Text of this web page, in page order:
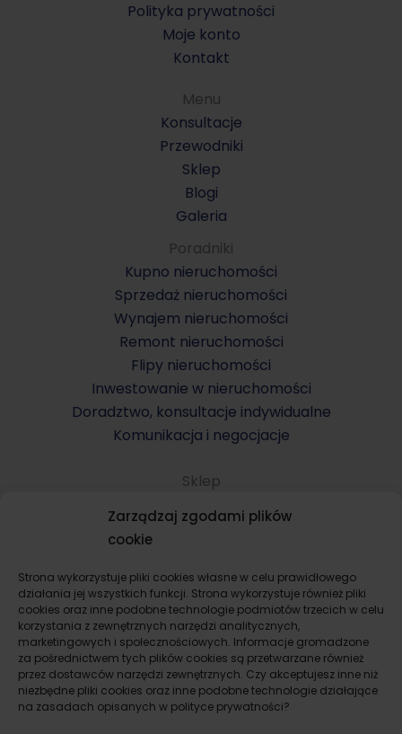
Zarządzaj zgodami plików
cookie
Strona wykorzystuje pliki cookies własne w celu prawidłowego
działania jej wszystkich funkcji. Strona wykorzystuje również pliki
cookies oraz inne podobne technologie podmiotów trzecich w celu
korzystania z zewnętrznych narzędzi analitycznych,
marketingowych i społecznościowych. Informacje gromadzone
za pośrednictwem tych plików cookies są przetwarzane również
przez dostawców narzędzi zewnętrznych. Czy akceptujesz inne niż
niezbędne pliki cookies oraz inne podobne technologie działające
na zasadach opisanych w polityce prywatności?
Polityka prywatności
Moje konto
Kontakt
Menu
Konsultacje
Przewodniki
Sklep
Blogi
Galeria
Poradniki
Kupno nieruchomości
Sprzedaż nieruchomości
Wynajem nieruchomości
Remont nieruchomości
Flipy nieruchomości
Inwestowanie w nieruchomości
Doradztwo, konsultacje indywidualne
Komunikacja i negocjacje
Sklep
Komunikacja i negocjacje
Konsultacje indywidualne
Kupno mieszkania i domu
Sprzedaż mieszkania i domu
Wynajem mieszkania i domu
Remont i wykończenie mieszkania, domu
Flipy dla startujących
Inwestowanie w nieruchomości prywatnie
Inwestowanie w nieruchomości jako firma
Pakiety inwestycyjne